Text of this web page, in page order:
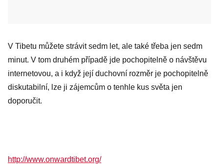
V Tibetu můžete strávit sedm let, ale také třeba jen sedm
minut. V tom druhém případě jde pochopitelně o návštěvu
internetovou, a i když její duchovní rozměr je pochopitelně
diskutabilní, lze ji zájemcům o tenhle kus světa jen
doporučit.
http://www.onwardtibet.org/